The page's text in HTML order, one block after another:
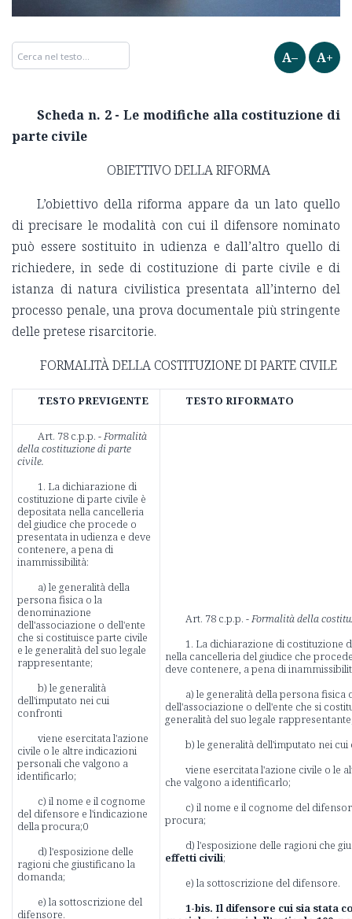
A– A+
Scheda n. 2 - Le modifiche alla costituzione di
parte civile
OBIETTIVO DELLA RIFORMA
L’obiettivo della riforma appare da un lato quello
di precisare le modalità con cui il difensore nominato
può essere sostituito in udienza e dall’altro quello di
richiedere, in sede di costituzione di parte civile e di
istanza di natura civilistica presentata all’interno del
processo penale, una prova documentale più stringente
delle pretese risarcitorie.
FORMALITÀ DELLA COSTITUZIONE DI PARTE CIVILE
TESTO PREVIGENTE TESTO RIFORMATO
Art. 78 c.p.p. -Formalità
della costituzione di parte
civile.
1. La dichiarazione di
costituzione di parte civile è
depositata nella cancelleria
del giudice che procede o
presentata in udienza e deve
contenere, a pena di
inammissibilità:
a) le generalità della
persona fisica o la
denominazione
dell'associazione o dell'ente
che si costituisce parte civile
e le generalità del suo legale
rappresentante;
b) le generalità
dell'imputato nei cui
confronti
viene esercitata l'azione
civile o le altre indicazioni
personali che valgono a
identificarlo;
c) il nome e il cognome
del difensore e l'indicazione
della procura;0
d) l'esposizione delle
ragioni che giustificano la
domanda;
e) la sottoscrizione del
difensore.
Art. 78 c.p.p. -Formalità della
1. La dichiarazione di costituzione
nella cancelleria del giudice che
deve contenere, a pena di
a) le generalità della persona fisica
dell'associazione o dell'ente che si
generalità del suo legale
b) le generalità dell'imputato nei
viene esercitata l'azione civile o le
che valgono a identificarlo;
c) il nome e il cognome del
procura;
d) l'esposizione delle ragioni che
effetti civili;
e) la sottoscrizione del difensore.
1-bis. Il difensore cui sia stata